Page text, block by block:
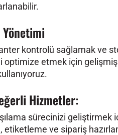
kontrolü sağlamak ve
optimize etmek için gelişmiş
Hizmetler:
sürecinizi geliştirmek
etiketleme ve sipariş